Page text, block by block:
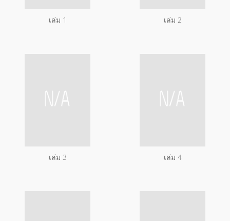
เล่ม 1 เล่ม 2
เล่ม 3 เล่ม 4